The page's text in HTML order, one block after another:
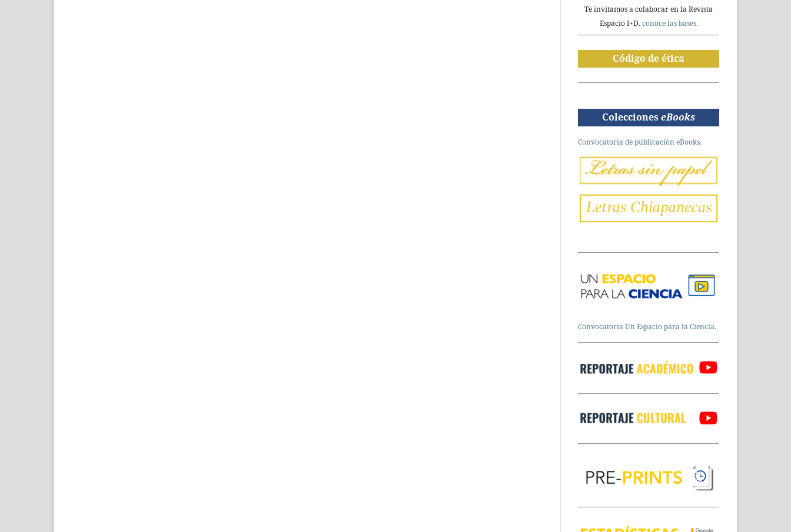
Te invitamos a colaborar en la Revista
Espacio I+D,conoce las bases.
Código de ética
Colecciones eBooks
Convocatoria de publicación eBooks.
Convocatoria Un Espacio para la Ciencia.